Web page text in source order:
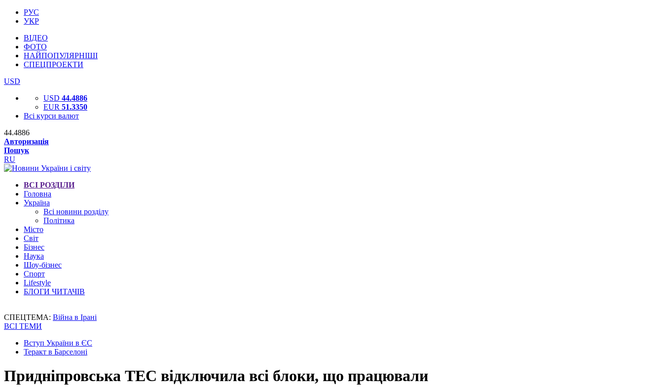
РУС
УКР
ВІДЕО
ФОТО
НАЙПОПУЛЯРНІШІ
СПЕЦПРОЕКТИ
USD
USD 44.4886
EUR 51.3350
Всі курси валют
44.4886
Авторизація
Пошук
RU
ВСІ РОЗДІЛИ
Головна
Україна
Всі новини розділу
Політика
Місто
Світ
Бізнес
Наука
Шоу-бізнес
Спорт
Lifestyle
БЛОГИ ЧИТАЧІВ
СПЕЦТЕМА: Війна в Ірані
ВСІ ТЕМИ
Вступ України в ЄС
Теракт в Барселоні
Придніпровська ТЕС відключила всі блоки, що працювали